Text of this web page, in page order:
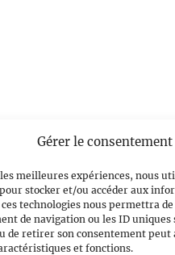
Gérer le
meilleures expériences, nous
stocker et/ou accéder aux
technologies nous permettra
de navigation ou les ID uniques
de retirer son consentement
et fonctions.
Plan du site
Accueil